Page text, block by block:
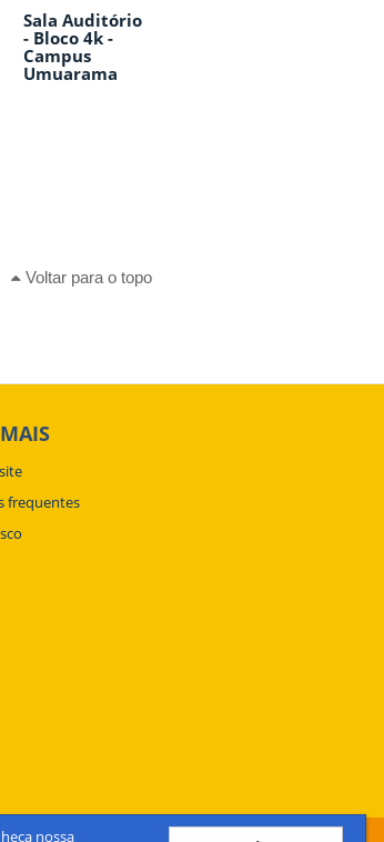
nossa
Sala Auditório
- Bloco 4k -
Campus
Umuarama
Voltar para o topo
frequentes